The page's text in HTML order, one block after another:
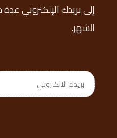
إلى بريدك الإلكتروني
الشهر.